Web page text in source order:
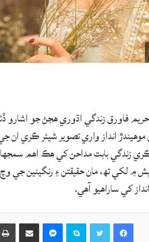
فاورق زندگي اڌوري هجڻ جو اشارو
انداز واري تصوير شيئر ڪري
زندگي بابت مداحن کي هڪ اهم
۾ لکي تھ، مان حقيقتن ۽ رنگينين جي
کي ساراهيو آهي.
Facebook
Skype حصيداري ڪريو اي ميل ذريعي